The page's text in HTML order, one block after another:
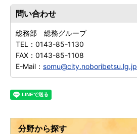
問い合わせ
総務部 総務グループ
TEL： 0143-85-1130
FAX： 0143-85-1108
E-Mail： somu@city.noboribetsu.lg.jp
分野から探す